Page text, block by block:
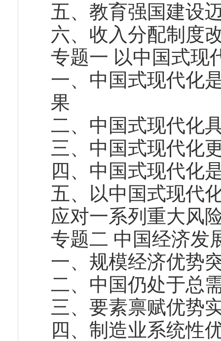
五、教育强国建设
六、收入分配制度
专题一 以中国式现
一、中国式现代化
果
二、中国式现代化
三、中国式现代化
四、中国式现代化
五、以中国式现代
应对一系列重大风
专题二 中国经济发
一、规模经济优势
二、中国仍处于总
三、要素禀赋优势
四、制造业系统性